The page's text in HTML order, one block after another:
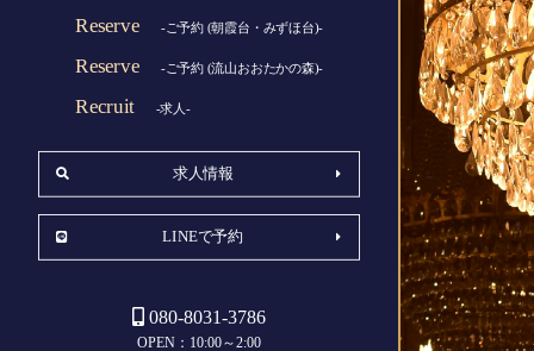
Reserve -ご予約 (朝霞台・みずほ台)-
Reserve -ご予約 (流山おおたかの森)-
Recruit -求人-
求人情報
LINEで予約
080-8031-3786
OPEN：10:00～2:00